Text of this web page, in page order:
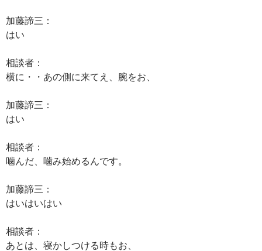
加藤諦三：
はい
相談者：
横に・・あの側に来てえ、腕をお、
加藤諦三：
はい
相談者：
噛んだ、噛み始めるんです。
加藤諦三：
はいはいはい
相談者：
あとは、寝かしつける時もお、